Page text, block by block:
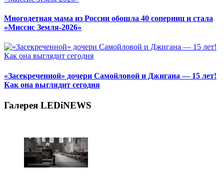
Многодетная мама из России обошла 40 соперниц и стала
«Миссис Земля-2026»
«Засекреченной» дочери Самойловой и Джигана — 15 лет!
Как она выглядит сегодня
Галерея LEDiNEWS